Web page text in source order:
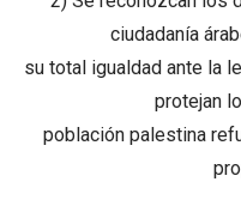
ciudadanía
su total igualdad ante la
protejan
población palestina